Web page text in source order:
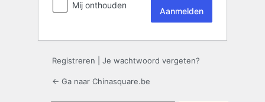
Mij onthouden
Registreren Je wachtwoord vergeten?
← Ga naar Chinasquare.be